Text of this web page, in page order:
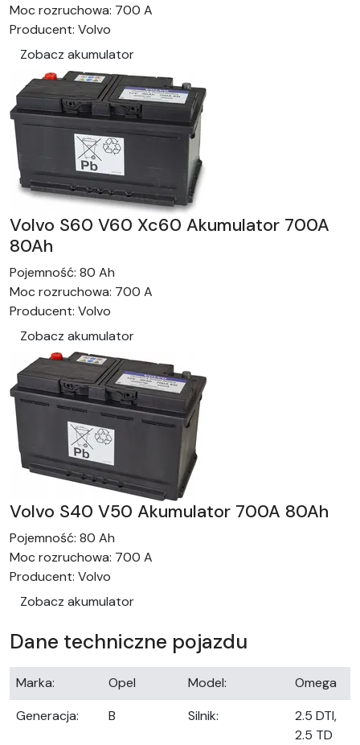
Moc rozruchowa: 700 A
Producent: Volvo
Zobacz akumulator
Volvo S60 V60 Xc60 Akumulator 700A
80Ah
Pojemność: 80 Ah
Moc rozruchowa: 700 A
Producent: Volvo
Zobacz akumulator
Volvo S40 V50 Akumulator 700A 80Ah
Pojemność: 80 Ah
Moc rozruchowa: 700 A
Producent: Volvo
Zobacz akumulator
Dane techniczne pojazdu
Marka: Opel Model:
Omega
Generacja:
B Silnik:
2.5 DTI,
2.5 TD